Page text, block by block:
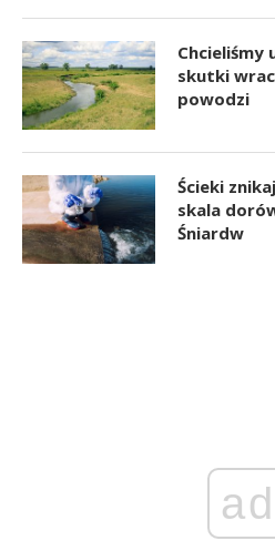
Chcieliśmy
skutki
powodzi
Ścieki
skala
Śniardw
ad